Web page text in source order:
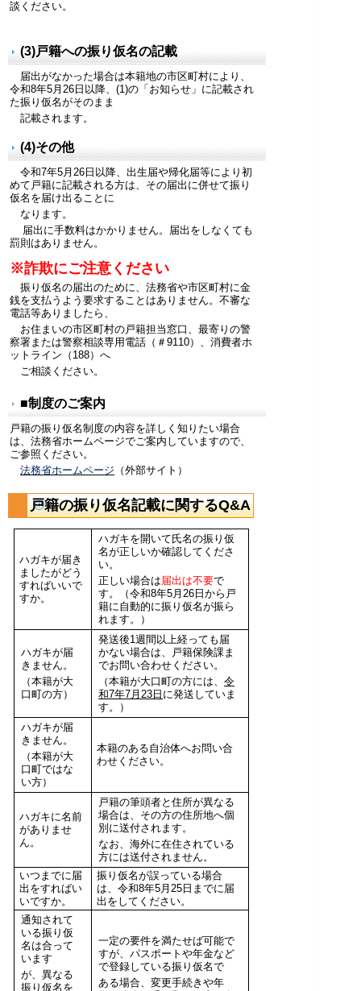
談ください。
(3)戸籍への振り仮名の記載
届出がなかった場合は本籍地の市区町村により、
令和8年5月26日以降、(1)の「お知らせ」に記載され
た振り仮名がそのまま
記載されます。
(4)その他
令和7年5月26日以降、出生届や帰化届等により初
めて戸籍に記載される方は、その届出に併せて振り
仮名を届け出ることに
なります。
届出に手数料はかかりません。届出をしなくても
罰則はありません。
※詐欺にご注意ください
振り仮名の届出のために、法務省や市区町村に金
銭を支払うよう要求することはありません。不審な
電話等ありましたら、
お住まいの市区町村の戸籍担当窓口、最寄りの警
察署または警察相談専用電話（＃9110）、消費者ホ
ットライン（188）へ
ご相談ください。
■制度のご案内
戸籍の振り仮名制度の内容を詳しく知りたい場合
は、法務省ホームページでご案内していますので、
ご参照ください。
法務省ホームページ （外部サイト）
戸籍の振り仮名記載に関するQ&A
ハガキが届き
ましたがどう
すればいいで
すか。
ハガキを開いて氏名の振り仮
名が正しいか確認してくださ
い。
正しい場合は届出は不要で
す。（令和8年5月26日から戸
籍に自動的に振り仮名が振ら
れます。）
ハガキが届
きません。
（本籍が大
口町の方）
発送後1週間以上経っても届
かない場合は、戸籍保険課ま
でお問い合わせください。
（本籍が大口町の方には、 令
和7年7月23日 に発送していま
す。）
ハガキが届
きません。
（本籍が大
口町ではな
い方）
本籍のある自治体へお問い合
わせください。
ハガキに名前
がありませ
ん。
戸籍の筆頭者と住所が異なる
場合は、その方の住所地へ個
別に送付されます。
なお、海外に在住されている
方には送付されません。
いつまでに届
出をすればい
いですか。
振り仮名が誤っている場合
は、令和8年5月25日までに届
出をしてください。
通知されて
いる振り仮
名は合って
います
が、異なる
振り仮名を
一定の要件を満たせば可能で
すが、パスポートや年金など
で登録している振り仮名で
ある場合、変更手続きや年